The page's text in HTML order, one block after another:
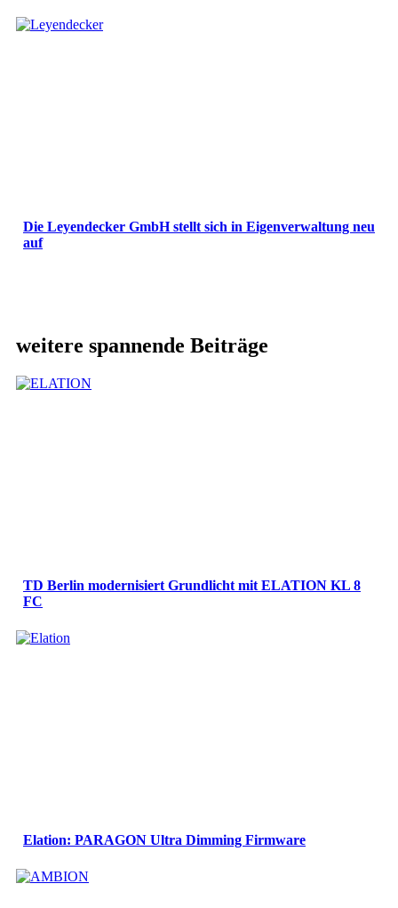
Die Leyendecker GmbH stellt sich in Eigenverwaltung neu
auf
weitere spannende Beiträge
TD Berlin modernisiert Grundlicht mit ELATION KL 8
FC
Elation: PARAGON Ultra Dimming Firmware